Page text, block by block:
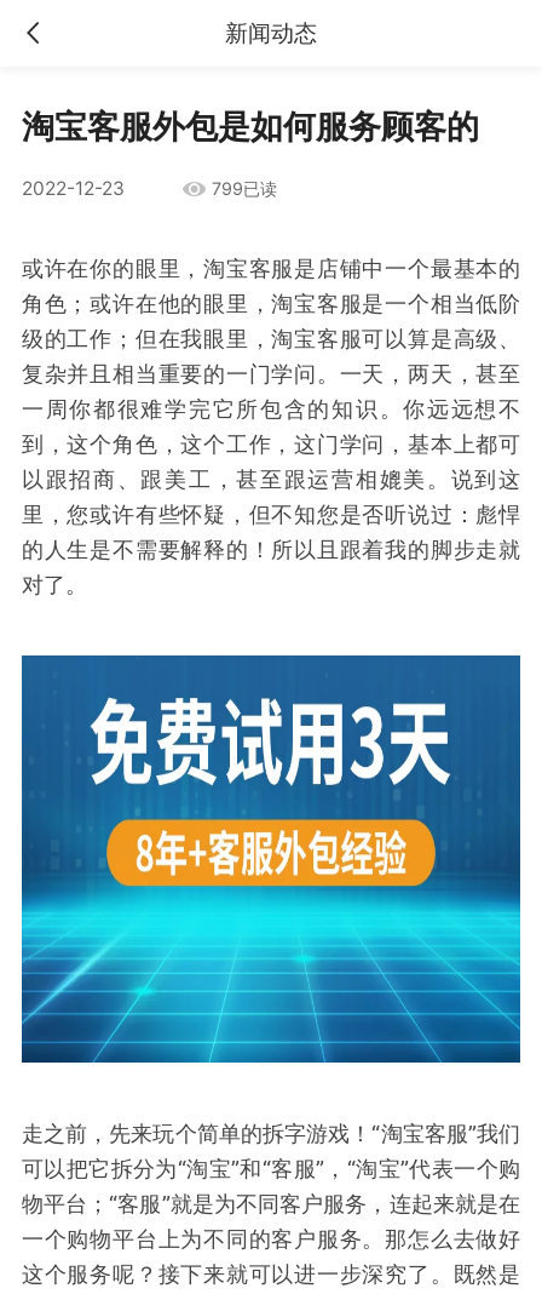
新闻动态
淘宝客服外包是如何服务顾客的
2022-12-23 799已读
或许在你的眼里，淘宝客服是店铺中一个最基本的
角色；或许在他的眼里，淘宝客服是一个相当低阶
级的工作；但在我眼里，淘宝客服可以算是高级、
复杂并且相当重要的一门学问。一天，两天，甚至
一周你都很难学完它所包含的知识。你远远想不
到，这个角色，这个工作，这门学问，基本上都可
以跟招商、跟美工，甚至跟运营相媲美。说到这
里，您或许有些怀疑，但不知您是否听说过：彪悍
的人生是不需要解释的！所以且跟着我的脚步走就
对了。
走之前，先来玩个简单的拆字游戏！“淘宝客服”我们
可以把它拆分为“淘宝”和“客服”，“淘宝”代表一个购
物平台；“客服”就是为不同客户服务，连起来就是在
一个购物平台上为不同的客户服务。那怎么去做好
这个服务呢？接下来就可以进一步深究了。既然是